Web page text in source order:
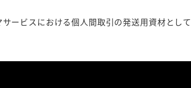
ービスにおける個人間取引の発送用資材として